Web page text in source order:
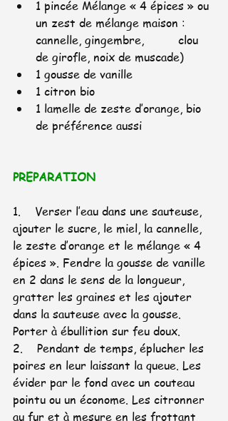
1 pincée Mélange « 4 épices » ou
un zest de mélange maison :
cannelle, gingembre, 		clou
de girofle, noix de muscade)
1 gousse de vanille
1 citron bio
1 lamelle de zeste d’orange, bio
de préférence aussi
PREPARATION
1.    Verser l’eau dans une sauteuse,
ajouter le sucre, le miel, la cannelle,
le zeste d’orange et le mélange « 4
épices ». Fendre la gousse de vanille
en 2 dans le sens de la longueur,
gratter les graines et les ajouter
dans la sauteuse avec la gousse.
Porter à ébullition sur feu doux.
2.    Pendant de temps, éplucher les
poires en leur laissant la queue. Les
évider par le fond avec un couteau
pointu ou un économe. Les citronner
au fur et à mesure en les frottant